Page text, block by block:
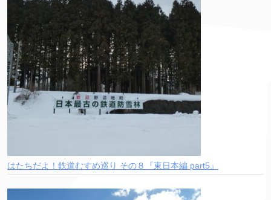
はたちだよ！鉄道むすめ巡り その８『東日本編 part5』